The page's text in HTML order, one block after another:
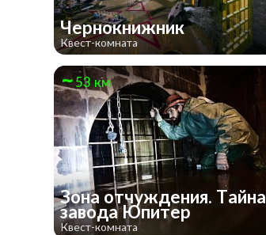
Чернокнижник
Квест-комната
53 км
Зона отчуждения. Тайна
завода Юпитер
Квест-комната